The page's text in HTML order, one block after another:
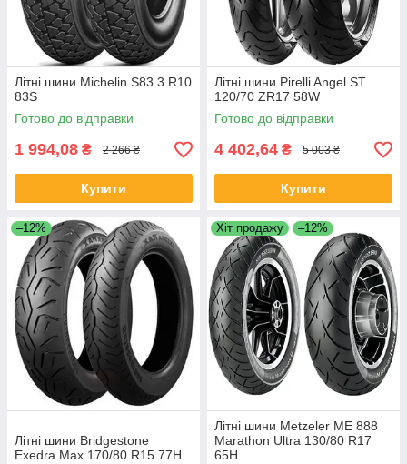
Літні шини Michelin S83 3 R10
83S
Готово до відправки
1 994,08 ₴ 2 266 ₴
Купити
Літні шини Pirelli Angel ST
120/70 ZR17 58W
Готово до відправки
4 402,64 ₴ 5 003 ₴
Купити
–12%
Літні шини Bridgestone
Exedra Max 170/80 R15 77H
Хіт продажу –12%
Літні шини Metzeler ME 888
Marathon Ultra 130/80 R17
65H